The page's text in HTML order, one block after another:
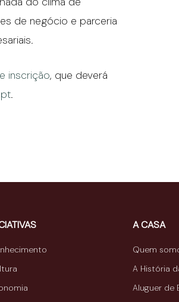
de negócio e parceria
inscrição, que deverá
.
A CASA
Quem
A História
Aluguer de